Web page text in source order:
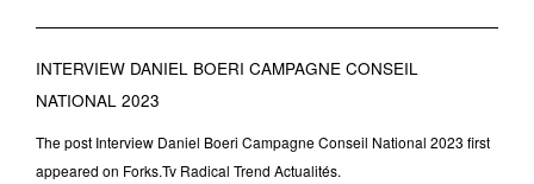
INTERVIEW DANIEL BOERI CAMPAGNE CONSEIL
NATIONAL 2023
The post Interview Daniel Boeri Campagne Conseil National 2023 first
appeared on Forks.Tv Radical Trend Actualités.